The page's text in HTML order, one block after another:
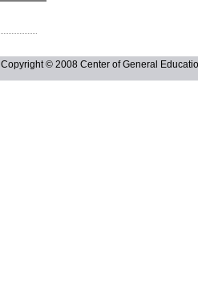
Copyright © 2008 Center of General